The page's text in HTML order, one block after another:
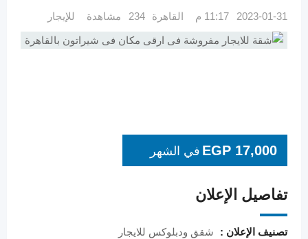
2023-01-31 11:17 م القاهرة 234 مشاهدة للإيجار
EGP 17,000 في الشهر
تفاصيل الإعلان
تصنيف الإعلان : شقق ودبلوكس للايجار